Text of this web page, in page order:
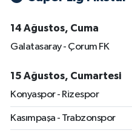
14 Ağustos, Cuma
Galatasaray - Çorum FK
15 Ağustos, Cumartesi
Konyaspor - Rizespor
Kasımpaşa - Trabzonspor